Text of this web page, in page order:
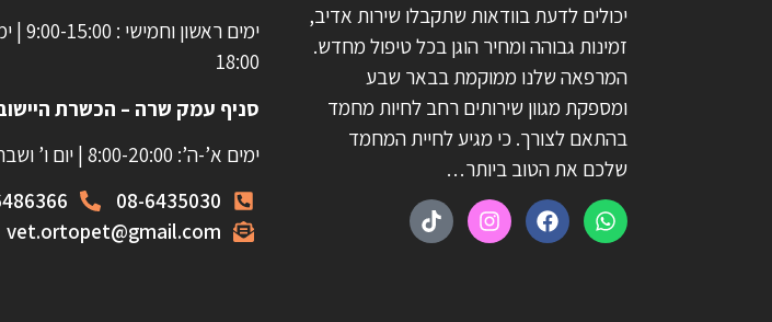
יכולים לדעת בוודאות שתקבלו שירות אדיב,
זמינות גבוהה ומחיר הוגן בכל טיפול מחדש.
המרפאה שלנו ממוקמת בבאר שבע
ומספקת מגוון שירותים רחב לחיות מחמד
בהתאם לצורך. כי מגיע לחיית המחמד
שלכם את הטוב ביותר…
18:00
סניף עמק שרה – הכשרת היישוב
ימים א’-ה’: 8:00-20:00 | יום ו’ ושבת 9:00-17:00
08-6435030
vet.ortopet@gmail.com